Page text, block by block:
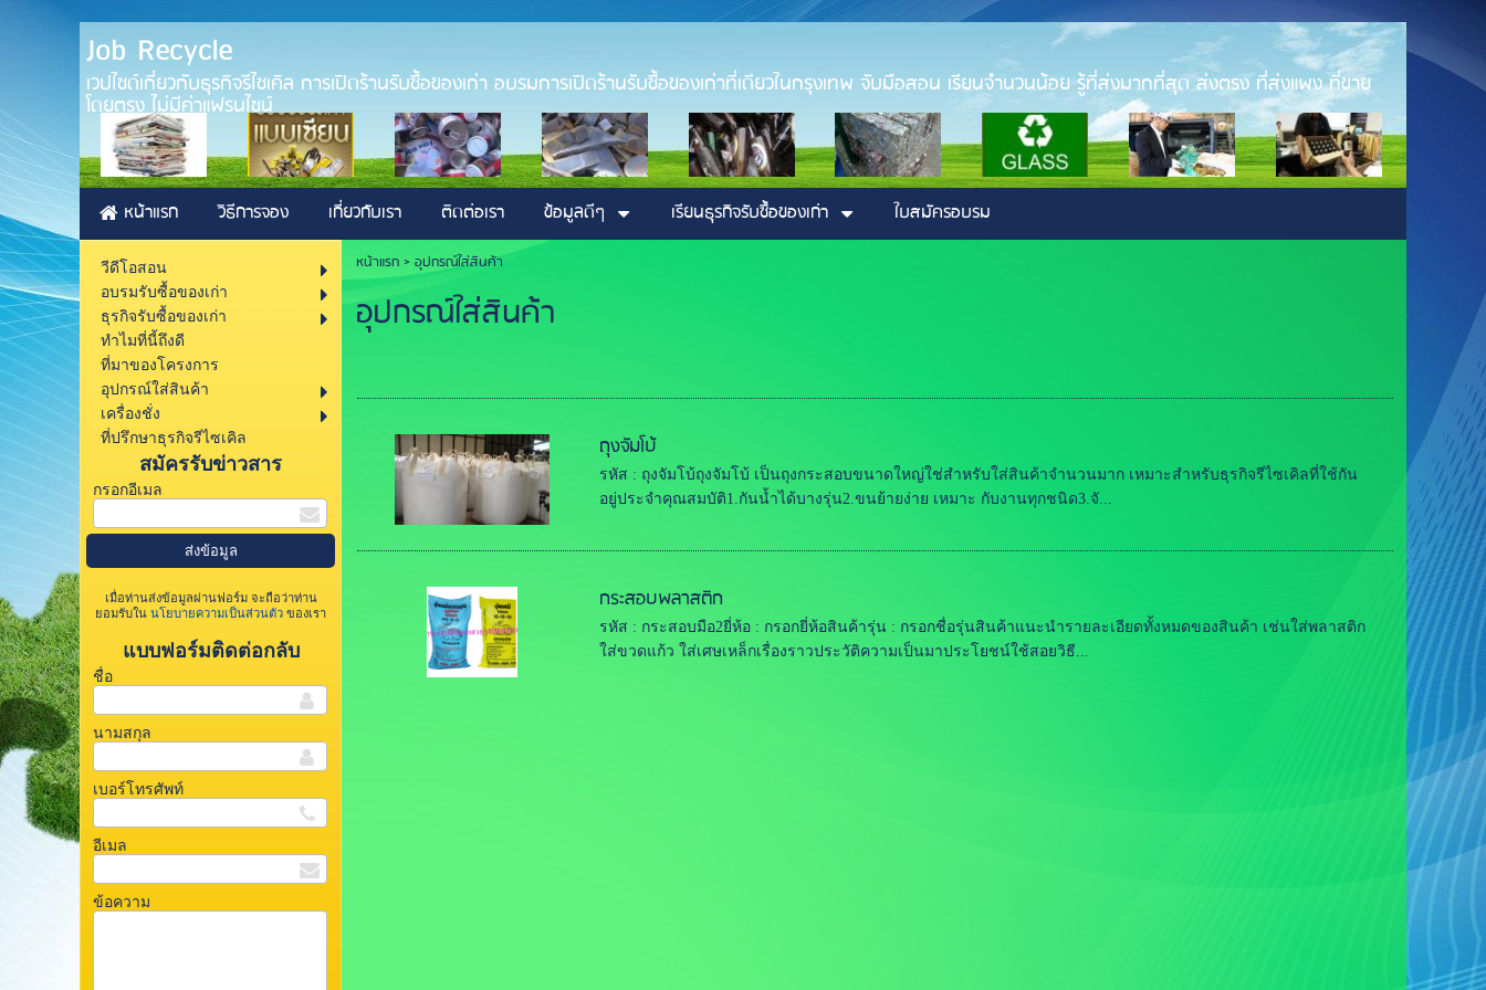
Job Recycle
เวปไซด์เกี่ยวกับธุรกิจรีไซเคิล การเปิดร้านรับซื้อของเก่า อบรมการเปิดร้านรับซื้อของเก่าที่เดียวในกรุงเทพ จับมือสอน เรียนจำนวนน้อย รู้ที่ส่งมากที่สุด ส่งตรง ที่ส่งแพง ที่ขาย
โดยตรง ไม่มีค่าแฟรนไชน์
หน้าแรก วิธีการจอง เกี่ยวกับเรา ติดต่อเรา ข้อมูลดีๆ เรียนธุรกิจรับซื้อของเก่า ใบสมัครอบรม
วีดีโอสอน
อบรมรับซื้อของเก่า
ธุรกิจรับซื้อของเก่า
ทำไมที่นี้ถึงดี
ที่มาของโครงการ
อุปกรณ์ใส่สินค้า
เครื่องชั่ง
ที่ปรึกษาธุรกิจรีไซเคิล
สมัครรับข่าวสาร
กรอกอีเมล
เมื่อท่านส่งข้อมูลผ่านฟอร์ม จะถือว่าท่าน
ยอมรับใน นโยบายความเป็นส่วนตัวของเรา
แบบฟอร์มติดต่อกลับ
ชื่อ
นามสกุล
เบอร์โทรศัพท์
อีเมล
ข้อความ
หน้าแรก> อุปกรณ์ใส่สินค้า
อุปกรณ์ใส่สินค้า
ถุงจัมโบ้
รหัส : ถุงจัมโบ้ถุงจัมโบ้ เป็นถุงกระสอบขนาดใหญ่ใช่สำหรับใส่สินค้าจำนวนมาก เหมาะสำหรับธุรกิจรีไซเคิลที่ใช้กัน
อยู่ประจำคุณสมบัติ1.กันน้ำได้บางรุ่น2.ขนย้ายง่าย เหมาะ กับงานทุกชนิด3.จั...
กระสอบพลาสติก
รหัส : กระสอบมือ2ยี่ห้อ : กรอกยี่ห้อสินค้ารุ่น : กรอกชื่อรุ่นสินค้าแนะนำรายละเอียดทั้งหมดของสินค้า เช่นใส่พลาสติก
ใส่ขวดแก้ว ใส่เศษเหล็กเรื่องราวประวัติความเป็นมาประโยชน์ใช้สอยวิธี...